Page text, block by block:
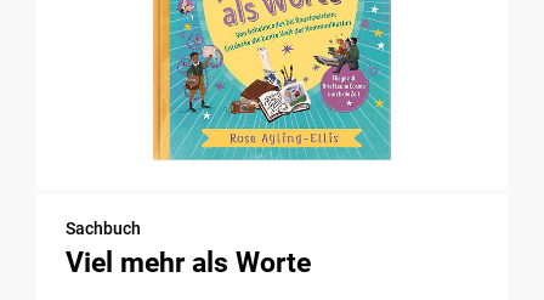
Sachbuch
Viel mehr als Worte